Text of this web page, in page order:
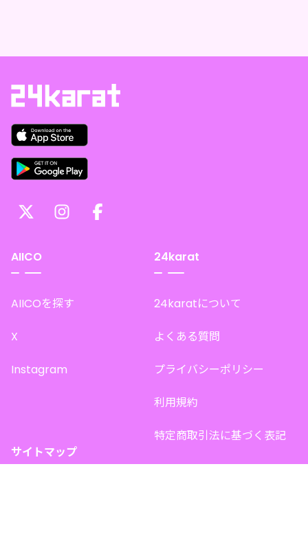
AIICO
AIICOを探す
X
Instagram
24karat
24karatについて
よくある質問
プライバシーポリシー
利用規約
特定商取引法に基づく表記
サイトマップ